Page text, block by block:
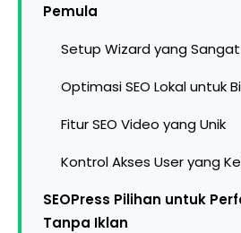
Pemula
Setup Wizard yang
Optimasi SEO Lokal untuk
Fitur SEO Video yang Unik
Kontrol Akses User yang
SEOPress Pilihan untuk
Tanpa Iklan